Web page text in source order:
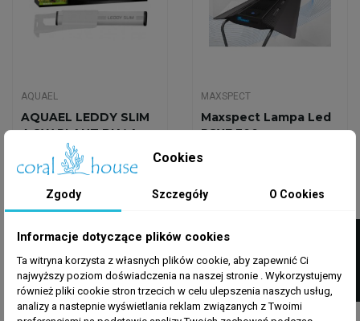
AQUAEL
AQUAEL LEDDY SLIM
4,8W PLANT BIAŁA
139,49 zł
Dodaj do koszyka
MAXSPECT
Maxspect Lampa Led
RSXF 300
Cookies
Zgody Szczegóły O Cookies
Informacje dotyczące plików cookies
Ta witryna korzysta z własnych plików cookie, aby zapewnić Ci
najwyższy poziom doświadczenia na naszej stronie . Wykorzystujemy
również pliki cookie stron trzecich w celu ulepszenia naszych usług,
analizy a nastepnie wyświetlania reklam związanych z Twoimi